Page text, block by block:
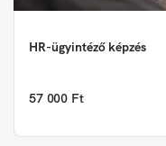
HR-ügyintéző képzés
57 000 Ft